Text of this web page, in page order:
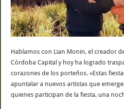
Hablamos con Lian Monin, el creador
Córdoba Capital y hoy ha logrado
corazones de los porteños. «Estas
apuntalar a nuevos artistas que
quienes participan de la fiesta, una